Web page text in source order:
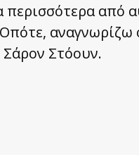
από
αναγνωρίζω
Στόουν.